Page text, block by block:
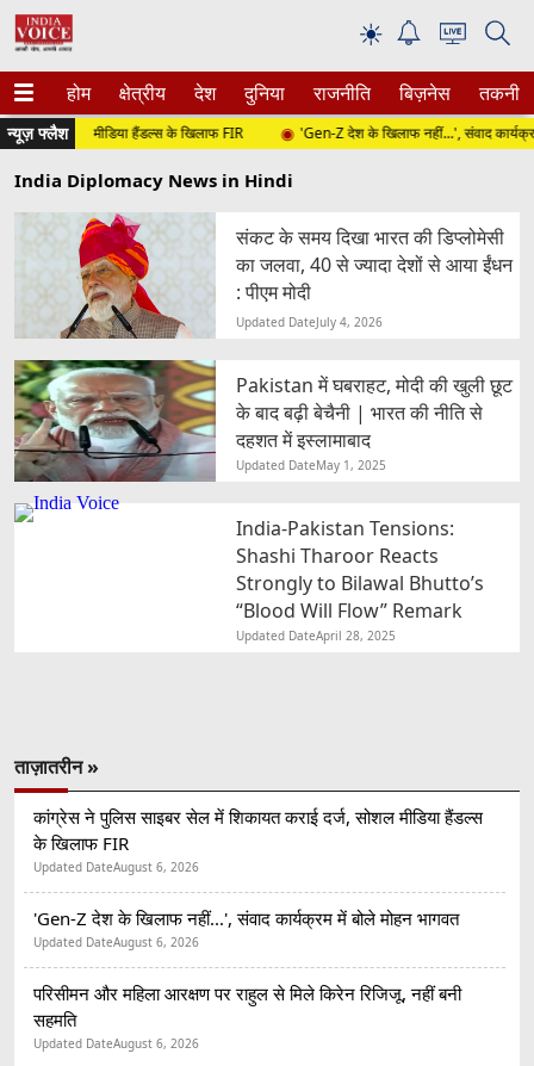
☀
होम क्षेत्रीय देश दुनिया राजनीति बिज़नेस तकनीक
न्यूज़ फ्लैश
सोशल मीडिया हैंडल्स के खिलाफ FIR 'Gen-Z देश के खिलाफ नहीं...', संवाद कार्यक्रम में
India Diplomacy News in Hindi
संकट के समय दिखा भारत की डिप्लोमेसी
का जलवा, 40 से ज्यादा देशों से आया ईंधन
: पीएम मोदी
Updated DateJuly 4, 2026
Pakistan में घबराहट, मोदी की खुली छूट
के बाद बढ़ी बेचैनी | भारत की नीति से
दहशत में इस्लामाबाद
Updated DateMay 1, 2025
India-Pakistan Tensions:
Shashi Tharoor Reacts
Strongly to Bilawal Bhutto’s
“Blood Will Flow” Remark
Updated DateApril 28, 2025
ताज़ातरीन »
कांग्रेस ने पुलिस साइबर सेल में शिकायत कराई दर्ज, सोशल मीडिया हैंडल्स
के खिलाफ FIR
Updated DateAugust 6, 2026
'Gen-Z देश के खिलाफ नहीं...', संवाद कार्यक्रम में बोले मोहन भागवत
Updated DateAugust 6, 2026
परिसीमन और महिला आरक्षण पर राहुल से मिले किरेन रिजिजू, नहीं बनी
सहमति
Updated DateAugust 6, 2026